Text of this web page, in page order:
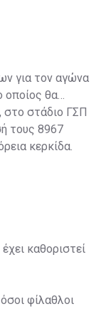
για τον αγώνα
οποίος θα
στο στάδιο ΓΣΠ
τους 8967
κερκίδα.
καθοριστεί
φίλαθλοι